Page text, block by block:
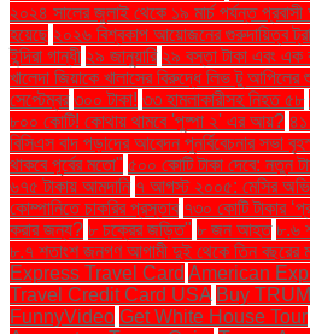
২০২৪ সালের জুলাই থেকে ১৯ মার্চ পর্যন্ত
হয়েছে ২০২৬ বিশ্বকাপ আয়োজনের গুরুদায়িত্ব
ইন্দিরা গান্ধী ২৯ জানুয়ারি ২৯ বস্তা টাকা এবং এক
খালেদা জিয়াকে খালাসের বিরুদ্ধে লিভ টু আপিলের
সেপ্টেম্বর ৩০০ টাকা! ৩৩ হামলাকারীসহ নিহত ৫৮
৮০০ কোটি! কোথায় থামবে 'পুষ্পা ২' এর আয়? ৪১
বিসিএস বাদ পড়াদের আবেদন পুনর্বিবেচনার সভা
থাকবে পূর্বের মতো" ৫০০ কোটি টাকা দেবে: নতুন
৬৭৫ টাকায় আমদানি ৭ আগস্ট ২০০৫: মেসির
কোম্পানিতে চাকরির প্রস্তাব ৭৩০ কোটি টাকার
করার জন্য? ৮ চক্রের জড়িত" ৮ জন আহত ৮.৬
৮.৭ শতাংশ জনগণ আগামী দুই থেকে তিন বছরের
Express Travel Card American
Travel Credit Card USA Buy
FunnyVideo Get White House Tour